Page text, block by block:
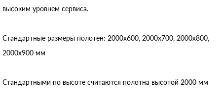
высоким уровнем сервиса.
Стандартные размеры полотен: 2000x600, 2000x700, 2000x800,
2000x900 мм
Стандартными по высоте считаются полотна высотой 2000 мм